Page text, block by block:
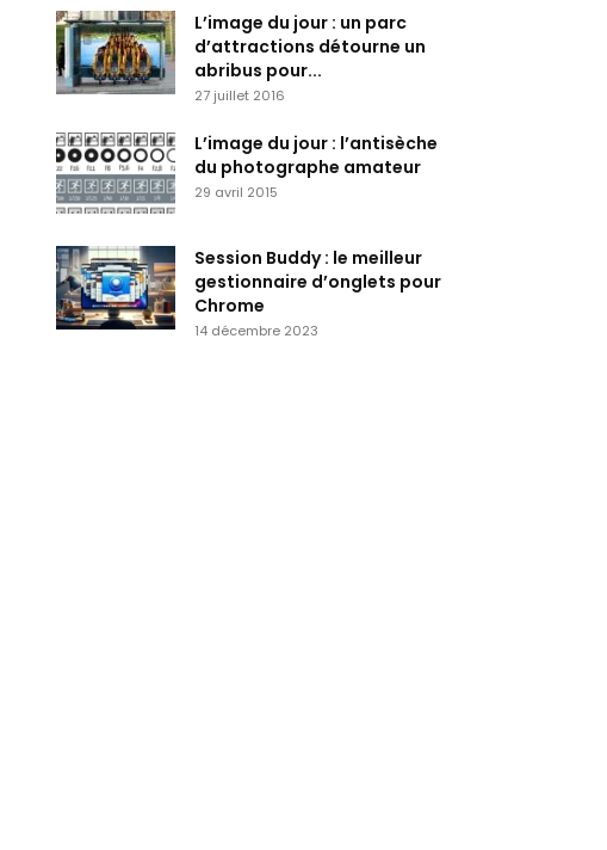
L’image du jour : un parc
d’attractions détourne un
abribus pour...
27 juillet 2016
L’image du jour : l’antisèche
du photographe amateur
29 avril 2015
Session Buddy : le meilleur
gestionnaire d’onglets pour
Chrome
14 décembre 2023